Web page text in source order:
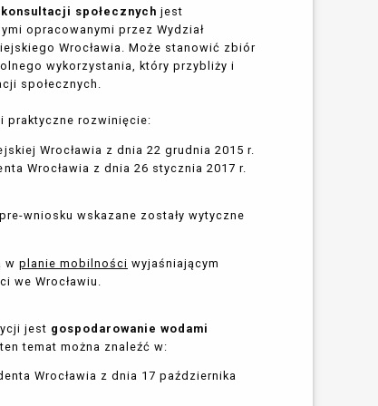
i uzgadniania – wyznaczone ustawowo
uchwałę o ustaleniu lub odmowie
dnia publikacji kompletnego wniosku na
Rada Miejska Wrocławia podejmuje
mógł podpisać porozumienie
konsultacji społecznych jest
opracowanymi przez Wydział
Wrocławia. Może stanowić zbiór
wykorzystania, który przybliży i
społecznych.
praktyczne rozwinięcie:
Wrocławia z dnia 22 grudnia 2015 r.
Wrocławia z dnia 26 stycznia 2017 r.
wniosku wskazane zostały wytyczne
w planie mobilności wyjaśniającym
we Wrocławiu.
jest gospodarowanie wodami
temat można znaleźć w:
Wrocławia z dnia 17 października